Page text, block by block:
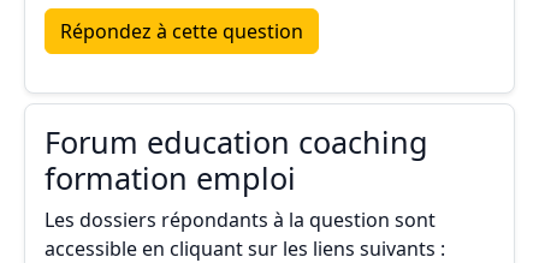
Répondez à cette question
Forum education coaching
formation emploi
Les dossiers répondants à la question sont
accessible en cliquant sur les liens suivants :